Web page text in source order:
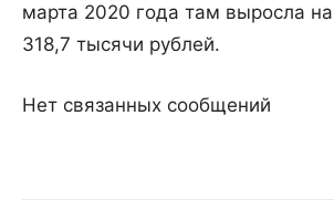
марта 2020 года там выросла
318,7 тысячи рублей.
Нет связанных сообщений